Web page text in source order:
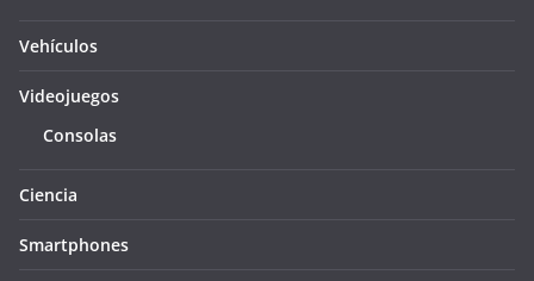
Vehículos
Videojuegos
Consolas
Ciencia
Smartphones